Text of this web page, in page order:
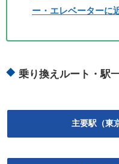
ー・エレベーターに
乗り換えルート・駅
主要駅（東